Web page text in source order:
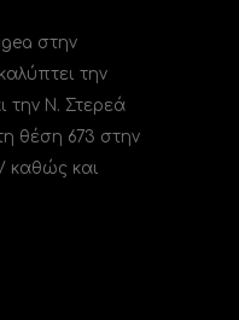
στην
την
την Ν. Στερεά
θέση 673 στην
καθώς και